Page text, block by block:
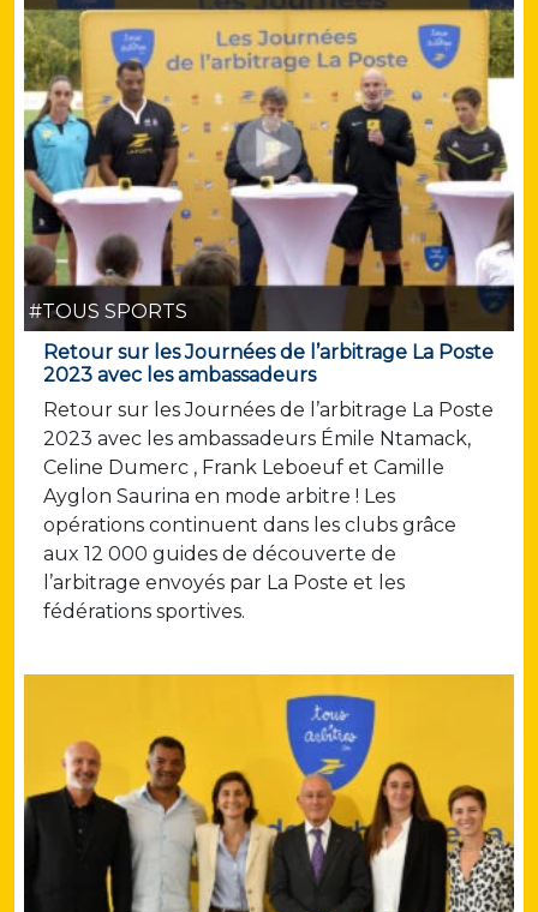
#TOUS SPORTS
Retour sur les Journées de l’arbitrage La Poste
2023 avec les ambassadeurs
Retour sur les Journées de l’arbitrage La Poste
2023 avec les ambassadeurs Émile Ntamack,
Celine Dumerc , Frank Leboeuf et Camille
Ayglon Saurina en mode arbitre ! Les
opérations continuent dans les clubs grâce
aux 12 000 guides de découverte de
l’arbitrage envoyés par La Poste et les
fédérations sportives.